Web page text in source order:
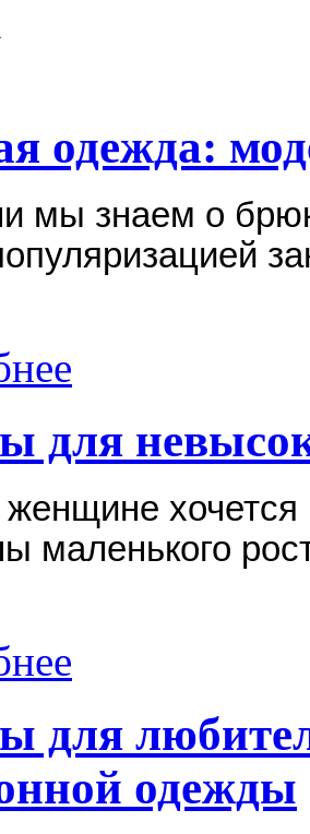
одежда:
мы знаем о
для
хочется
маленького
для
одежды